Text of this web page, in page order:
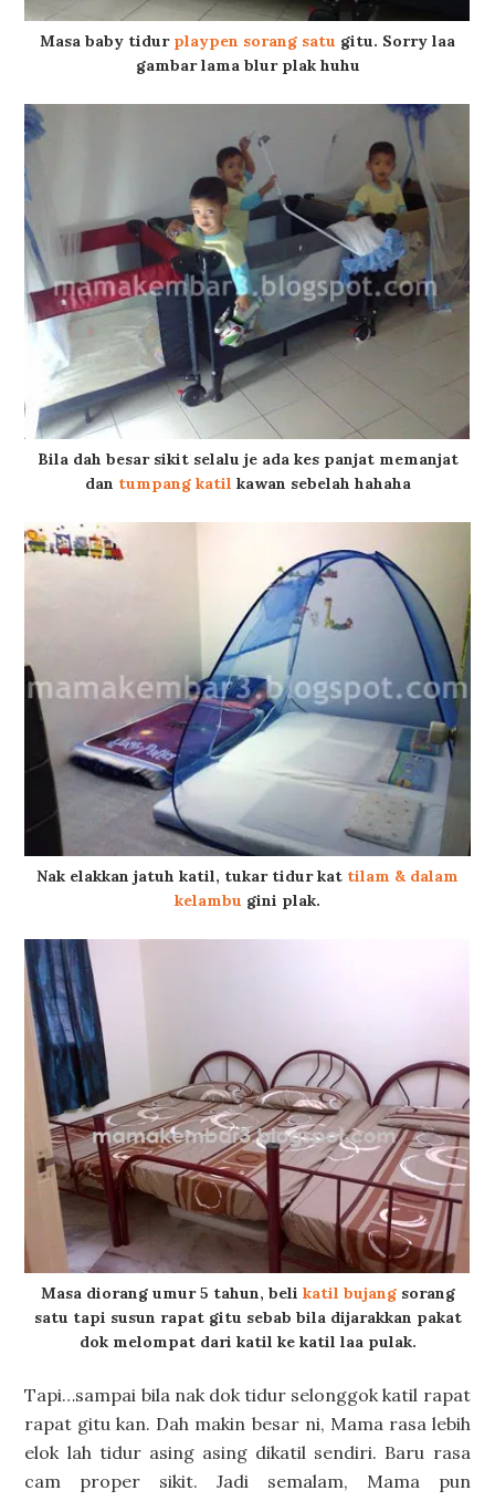
Masa baby tidur playpen sorang satu gitu. Sorry laa
gambar lama blur plak huhu
Bila dah besar sikit selalu je ada kes panjat memanjat
dan tumpang katil kawan sebelah hahaha
Nak elakkan jatuh katil, tukar tidur kat tilam & dalam
kelambu gini plak.
Masa diorang umur 5 tahun, beli katil bujangsorang
satu tapi susun rapat gitu sebab bila dijarakkan pakat
dok melompat dari katil ke katil laa pulak.
Tapi…sampai bila nak dok tidur selonggok katil rapat
rapat gitu kan. Dah makin besar ni, Mama rasa lebih
elok lah tidur asing asing dikatil sendiri. Baru rasa
cam proper sikit. Jadi semalam, Mama pun